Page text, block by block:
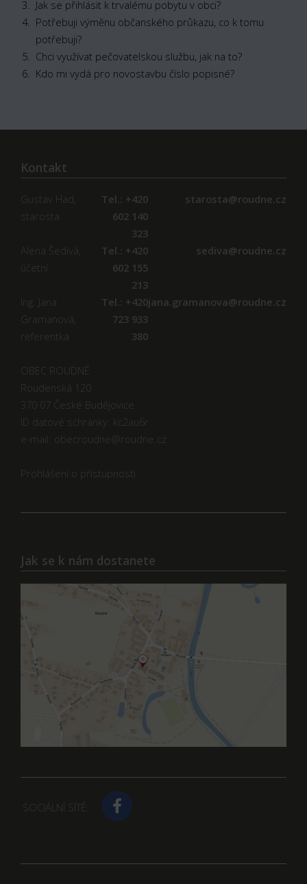
Jak se přihlásit k trvalému pobytu v obci?
Potřebuji výměnu občanského průkazu, co k tomu
potřebuji?
Chci využívat pečovatelskou službu, jak na to?
Kdo mi vydá pro novostavbu číslo popisné?
Kontakt
Gustav Had,
starosta
Tel.: +420
602 140
323
starosta@roudne.cz
Alena Šedivá,
účetní
Tel.: +420
602 155
213
sediva@roudne.cz
Ing. Jana
Gramanová,
referentka
Tel.: +420
723 933
380
jana.gramanova@roudne.cz
OBEC ROUDNÉ
Roudenská 120
370 07 České Budějovice
ID datové schránky: kc2au6r
e-mail: obecroudne@roudne.cz
Prohlášení o přístupnosti
Jak se k nám dostanete
SOCIÁLNÍ SÍTĚ: